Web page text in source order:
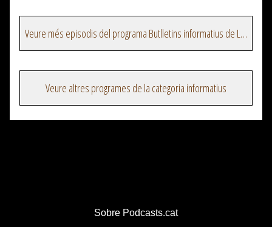
Veure més episodis del programa Butlletins informatius de La Xarxa
Veure altres programes de la categoria informatius
Sobre Podcasts.cat